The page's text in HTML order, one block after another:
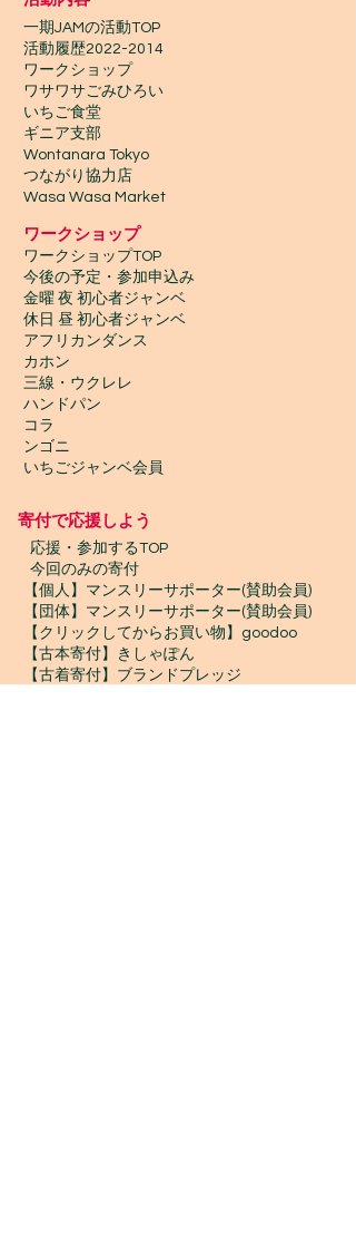
一期JAMの活動TOP
​活動履歴2022-2014
ワークショップ
ワサワサごみひろい
いちご食堂
ギニア支部
Wontanara Tokyo
​つながり協力店
Wasa Wasa Market​
​ワークショップ
ワークショップTOP
今後の予定・参加申込み
金曜 夜 初心者ジャンベ
休日 昼 初心者ジャンベ
アフリカンダンス
カホン
三線・ウクレレ
ハンドパン
コラ
ンゴニ
いちごジャンベ会員
寄付で応援しよう
応援・参加するTOP
今回のみの寄付
【個人】マンスリーサポーター(賛助会員)
【団体】マンスリーサポーター(賛助会員)
【クリックしてからお買い物】goodoo
【古本寄付】きしゃぽん
【古着寄付】ブランドプレッジ